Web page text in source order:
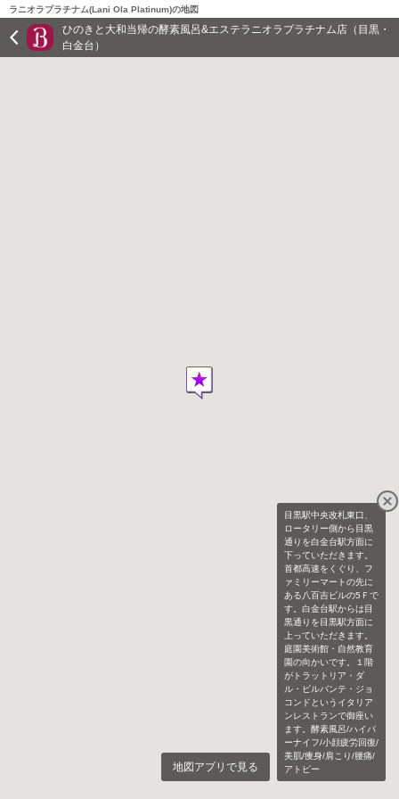
ラニオラプラチナム(Lani Ola Platinum)の地図
ひのきと大和当帰の酵素風呂&エステラニオラプラチナム店（目黒・
白金台）
目黒駅中央改札東口、
ロータリー側から目黒
通りを白金台駅方面に
下っていただきます。
首都高速をくぐり、フ
ァミリーマートの先に
ある八百吉ビルの5Ｆで
す。白金台駅からは目
黒通りを目黒駅方面に
上っていただきます。
庭園美術館・自然教育
園の向かいです。１階
がトラットリア・ダ
ル・ビルバンテ・ジョ
コンドというイタリア
ンレストランで御座い
ます。酵素風呂/ハイパ
ーナイフ/小顔疲労回復/
美肌/痩身/肩こり/腰痛/
アトピー
地図アプリで見る